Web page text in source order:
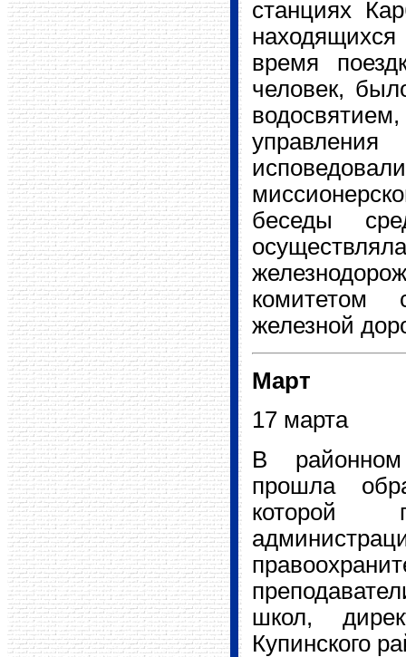
станциях
время
человек,
беседы
комитетом
железной
Март
17 марта
В
прошла
которой
школ,
Купинского